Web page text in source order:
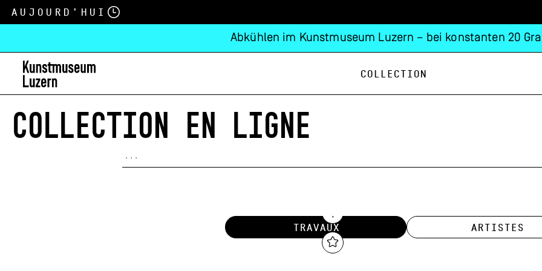
Aujourd’hui
Abkühlen im Kunstmuseum Luzern – bei konstanten 20
Collection
COLLECTION EN LIGNE
TRAVAUX ARTISTES